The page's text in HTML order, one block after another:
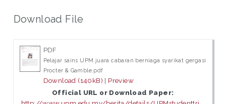
Download File
PDF
Pelajar sains UPM juara cabaran berniaga syarikat gergasi
Procter & Gamble.pdf
Download (140kB) | Preview
Official URL or Download Paper: